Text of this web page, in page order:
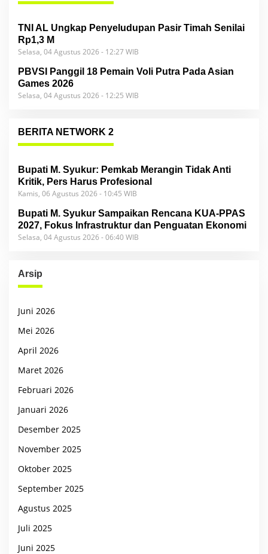
TNI AL Ungkap Penyeludupan Pasir Timah Senilai
Rp1,3 M
Selasa, 04 Agustus 2026 - 12:27 WIB
PBVSI Panggil 18 Pemain Voli Putra Pada Asian
Games 2026
Selasa, 04 Agustus 2026 - 12:25 WIB
BERITA NETWORK 2
Bupati M. Syukur: Pemkab Merangin Tidak Anti
Kritik, Pers Harus Profesional
Kamis, 06 Agustus 2026 - 10:45 WIB
Bupati M. Syukur Sampaikan Rencana KUA-PPAS
2027, Fokus Infrastruktur dan Penguatan Ekonomi
Selasa, 04 Agustus 2026 - 06:40 WIB
Arsip
Juni 2026
Mei 2026
April 2026
Maret 2026
Februari 2026
Januari 2026
Desember 2025
November 2025
Oktober 2025
September 2025
Agustus 2025
Juli 2025
Juni 2025